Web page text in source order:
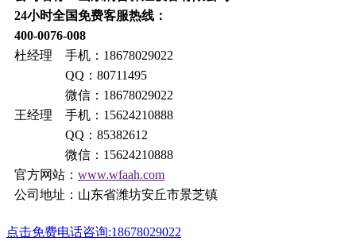
24小时全国免费客服热线：
400-0076-008
杜经理 手机：18678029022
QQ：80711495
微信：18678029022
王经理 手机：15624210888
QQ：85382612
微信：15624210888
官方网站： www.wfaah.com
公司地址：山东省潍坊安丘市景芝镇
点击免费电话咨询:18678029022